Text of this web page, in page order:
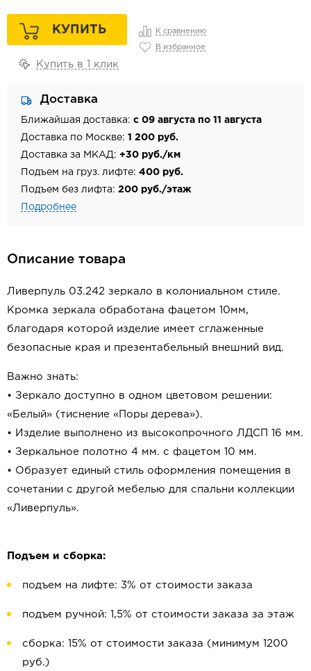
КУПИТЬ К сравнению
В избранное
Купить в 1 клик
Доставка
Ближайшая доставка: с 09 августа по 11 августа
Доставка по Москве: 1 200 руб.
Доставка за МКАД: +30 руб./км
Подъем на груз. лифте: 400 руб.
Подъем без лифта: 200 руб./этаж
Подробнее
Описание товара
Ливерпуль 03.242 зеркало в колониальном стиле.
Кромка зеркала обработана фацетом 10мм,
благодаря которой изделие имеет сглаженные
безопасные края и презентабельный внешний вид.
Важно знать:
• Зеркало доступно в одном цветовом решении:
«Белый» (тиснение «Поры дерева»).
• Изделие выполнено из высокопрочного ЛДСП 16 мм.
• Зеркальное полотно 4 мм. с фацетом 10 мм.
• Образует единый стиль оформления помещения в
сочетании с другой мебелью для спальни коллекции
«Ливерпуль».
Подъем и сборка:
подъем на лифте: 3% от стоимости заказа
подъем ручной: 1,5% от стоимости заказа за этаж
сборка: 15% от стоимости заказа (минимум 1200
руб.)